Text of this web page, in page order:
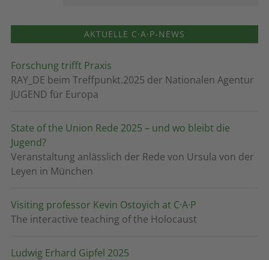
AKTUELLE C·A·P-NEWS
Forschung trifft Praxis
RAY_DE beim Treffpunkt.2025 der Nationalen Agentur
JUGEND für Europa
State of the Union Rede 2025 – und wo bleibt die
Jugend?
Veranstaltung anlässlich der Rede von Ursula von der
Leyen in München
Visiting professor Kevin Ostoyich at C·A·P
The interactive teaching of the Holocaust
Ludwig Erhard Gipfel 2025